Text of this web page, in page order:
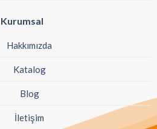
Kurumsal
Hakkımızda
Katalog
Blog
İletişim